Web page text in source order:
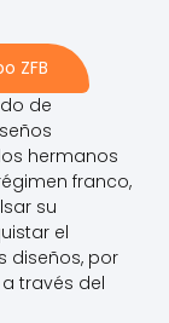
ZFB
de
hermanos
franco,
su
el
diseños, por
través del